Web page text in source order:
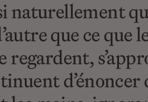
naturellement
que ce que
d’énoncer